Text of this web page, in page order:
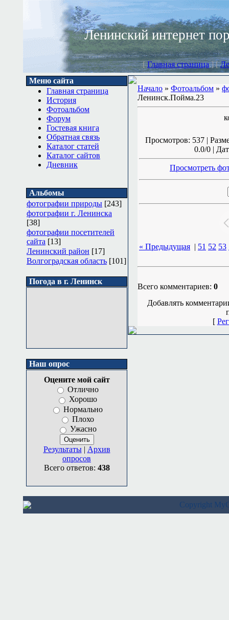
Ленинский интернет
[Главная страница] [
Меню сайта
Главная страница
История
Фотоальбом
Форум
Гостевая книга
Обратная связь
Каталог статей
Каталог сайтов
Дневник
Альбомы
фотографии природы [243]
фотографии г. Ленинска
[38]
фотографии посетителей
сайта [13]
Ленинский район [17]
Волгоградская область [101]
Погода в г. Ленинск
Наш опрос
Оцените мой сайт
Отлично
Хорошо
Нормально
Плохо
Ужасно
Результаты| Архив
опросов
Всего ответов: 438
Начало » Фотоальбом »
Ленинск.Пойма.23
Просмотров: 537 |
0.0/0 |
Просмотреть
« Предыдущая | 51 52 53
Всего комментариев: 0
Добавлять
[
Copyright